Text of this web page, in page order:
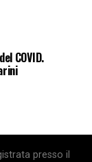
COVID.
presso il